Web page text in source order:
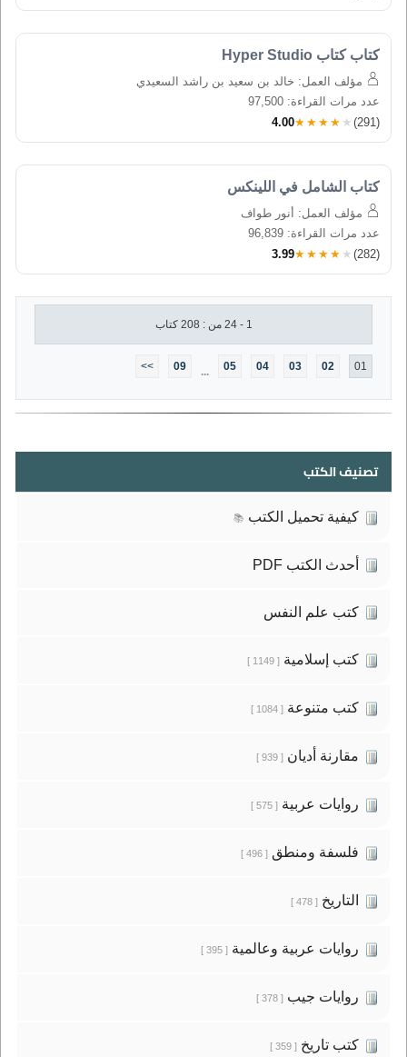
كتاب كتاب Hyper Studio
مؤلف العمل: خالد بن سعيد بن راشد السعيدي
عدد مرات القراءة: 97,500
4.00★★★★★ (291)
كتاب الشامل في اللينكس
مؤلف العمل: أنور طواف
عدد مرات القراءة: 96,839
3.99★★★★★ (282)
1 - 24 من : 208 كتاب
05 04 03 02 01
...
09
>>
تصنيف الكتب
كيفية تحميل الكتب 📚
أحدث الكتب PDF
كتب علم النفس
كتب إسلامية[ 1149 ]
كتب متنوعة[ 1084 ]
مقارنة أديان[ 939 ]
روايات عربية[ 575 ]
فلسفة ومنطق[ 496 ]
التاريخ[ 478 ]
روايات عربية وعالمية[ 395 ]
روايات جيب[ 378 ]
كتب تاريخ[ 359 ]